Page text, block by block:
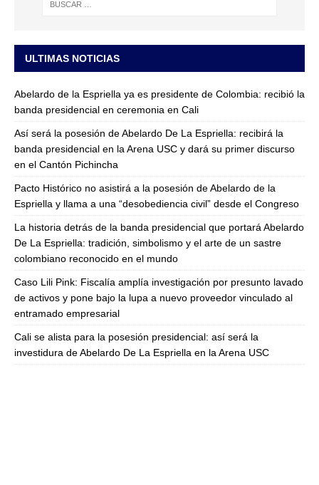
ULTIMAS NOTICIAS
Abelardo de la Espriella ya es presidente de Colombia: recibió la
banda presidencial en ceremonia en Cali
Así será la posesión de Abelardo De La Espriella: recibirá la
banda presidencial en la Arena USC y dará su primer discurso
en el Cantón Pichincha
Pacto Histórico no asistirá a la posesión de Abelardo de la
Espriella y llama a una “desobediencia civil” desde el Congreso
La historia detrás de la banda presidencial que portará Abelardo
De La Espriella: tradición, simbolismo y el arte de un sastre
colombiano reconocido en el mundo
Caso Lili Pink: Fiscalía amplía investigación por presunto lavado
de activos y pone bajo la lupa a nuevo proveedor vinculado al
entramado empresarial
Cali se alista para la posesión presidencial: así será la
investidura de Abelardo De La Espriella en la Arena USC